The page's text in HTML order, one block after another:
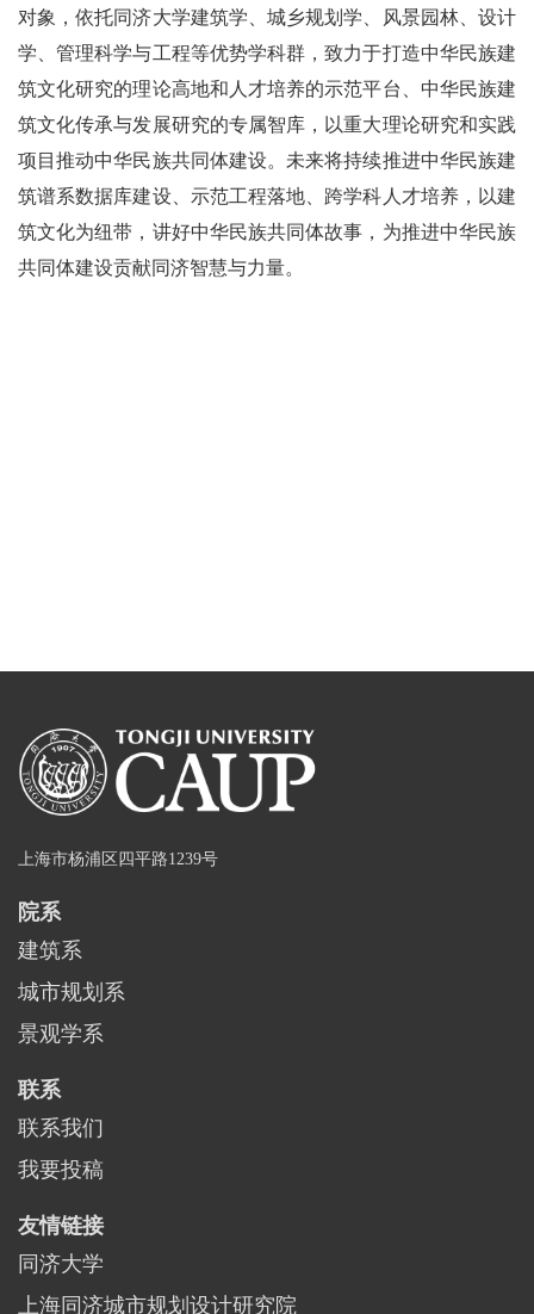
对象，依托同济大学建筑学、城乡规划学、风景园林、设计
学、管理科学与工程等优势学科群，致力于打造中华民族建
筑文化研究的理论高地和人才培养的示范平台、中华民族建
筑文化传承与发展研究的专属智库，以重大理论研究和实践
项目推动中华民族共同体建设。未来将持续推进中华民族建
筑谱系数据库建设、示范工程落地、跨学科人才培养，以建
筑文化为纽带，讲好中华民族共同体故事，为推进中华民族
共同体建设贡献同济智慧与力量。
上海市杨浦区四平路1239号
院系
建筑系
城市规划系
景观学系
联系
联系我们
我要投稿
友情链接
同济大学
上海同济城市规划设计研究院